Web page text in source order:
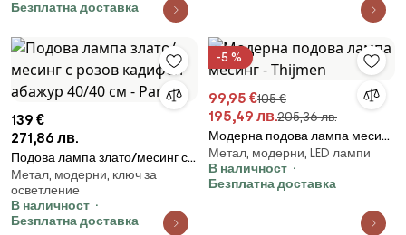
Безплатна доставка
139 €
271,86 лв.
Подова лампа злато/месинг с
розов кадифен абажур 40/40
см - Parte
Метал, модерни, ключ за
осветление
В наличност
Безплатна доставка
-5 %
99,95 €105 €
195,49 лв.205,36 лв.
Модерна подова лампа месинг
- Thijmen
Метал, модерни, LED лампи
В наличност
Безплатна доставка